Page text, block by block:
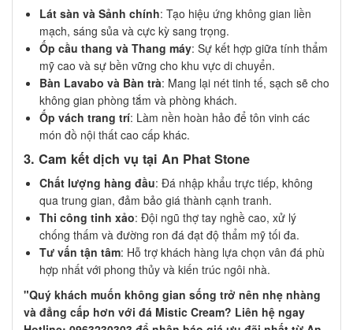
Lát sàn và Sảnh chính: Tạo hiệu ứng không gian liền
mạch, sáng sủa và cực kỳ sang trọng.
Ốp cầu thang và Thang máy: Sự kết hợp giữa tính thẩm
mỹ cao và sự bền vững cho khu vực di chuyển.
Bàn Lavabo và Bàn trà: Mang lại nét tinh tế, sạch sẽ cho
không gian phòng tắm và phòng khách.
Ốp vách trang trí: Làm nền hoàn hảo để tôn vinh các
món đồ nội thất cao cấp khác.
3. Cam kết dịch vụ tại An Phat Stone
Chất lượng hàng đầu: Đá nhập khẩu trực tiếp, không
qua trung gian, đảm bảo giá thành cạnh tranh.
Thi công tinh xảo: Đội ngũ thợ tay nghề cao, xử lý
chống thấm và đường ron đá đạt độ thẩm mỹ tối đa.
Tư vấn tận tâm: Hỗ trợ khách hàng lựa chọn vân đá phù
hợp nhất với phong thủy và kiến trúc ngôi nhà.
"Quý khách muốn không gian sống trở nên nhẹ nhàng
và đẳng cấp hơn với đá Mistic Cream? Liên hệ ngay